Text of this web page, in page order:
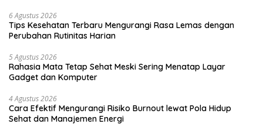
6 Agustus 2026
Tips Kesehatan Terbaru Mengurangi Rasa Lemas dengan
Perubahan Rutinitas Harian
5 Agustus 2026
Rahasia Mata Tetap Sehat Meski Sering Menatap Layar
Gadget dan Komputer
4 Agustus 2026
Cara Efektif Mengurangi Risiko Burnout lewat Pola Hidup
Sehat dan Manajemen Energi